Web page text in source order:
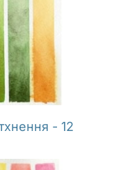
- 12